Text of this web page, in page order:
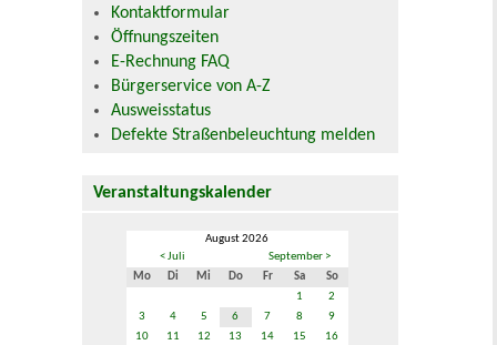
Kontaktformular
Öffnungszeiten
E-Rechnung FAQ
Bürgerservice von A-Z
Ausweisstatus
Defekte Straßenbeleuchtung melden
Veranstaltungskalender
August 2026
< Juli
September >
Mo
Di Mi Do Fr Sa
So
1
2
3
4 5 6 7 8
9
10
11 12 13 14 15
16